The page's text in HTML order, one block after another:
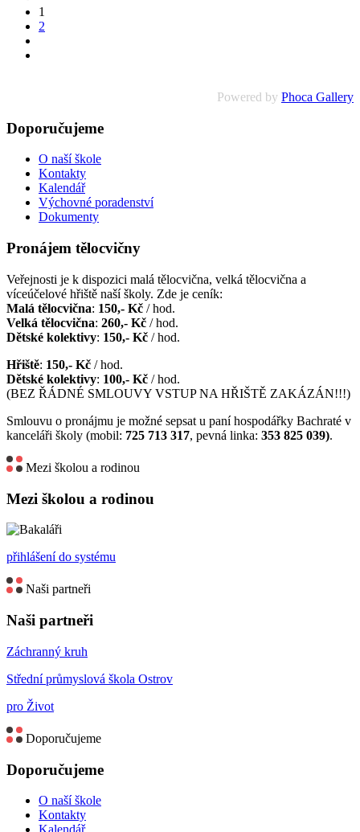
1
2
Powered by Phoca Gallery
Doporučujeme
O naší škole
Kontakty
Kalendář
Výchovné poradenství
Dokumenty
Pronájem tělocvičny
Veřejnosti je k dispozici malá tělocvična, velká tělocvična a
víceúčelové hřiště naší školy. Zde je ceník:
Malá tělocvična: 150,- Kč / hod.
Velká tělocvična: 260,- Kč / hod.
Dětské kolektivy: 150,- Kč / hod.
Hřiště: 150,- Kč / hod.
Dětské kolektivy: 100,- Kč / hod.
(BEZ ŘÁDNÉ SMLOUVY VSTUP NA HŘIŠTĚ ZAKÁZÁN!!!)
Smlouvu o pronájmu je možné sepsat u paní hospodářky Bachraté v
kanceláři školy (mobil: 725 713 317, pevná linka: 353 825 039).
Mezi školou a rodinou
Mezi školou a rodinou
přihlášení do systému
Naši partneři
Naši partneři
Záchranný kruh
Střední průmyslová škola Ostrov
pro Život
Doporučujeme
Doporučujeme
O naší škole
Kontakty